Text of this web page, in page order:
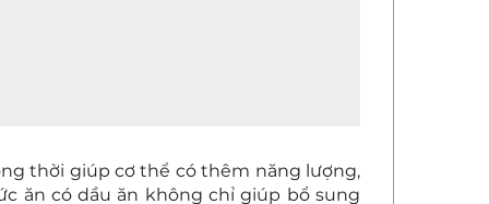
thời giúp cơ thể có thêm năng lượng,
ăn có dầu ăn không chỉ giúp bổ sung